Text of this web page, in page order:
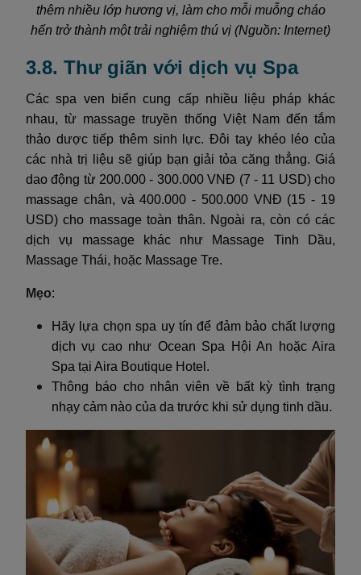
thêm nhiều lớp hương vị, làm cho mỗi muỗng cháo
hến trở thành một trải nghiệm thú vị (Nguồn: Internet)
3.8. Thư giãn với dịch vụ Spa
Các spa ven biển cung cấp nhiều liệu pháp khác
nhau, từ massage truyền thống Việt Nam đến tắm
thảo dược tiếp thêm sinh lực. Đôi tay khéo léo của
các nhà trị liệu sẽ giúp bạn giải tỏa căng thẳng. Giá
dao động từ 200.000 - 300.000 VNĐ (7 - 11 USD) cho
massage chân, và 400.000 - 500.000 VNĐ (15 - 19
USD) cho massage toàn thân. Ngoài ra, còn có các
dịch vụ massage khác như Massage Tinh Dầu,
Massage Thái, hoặc Massage Tre.
Mẹo:
Hãy lựa chọn spa uy tín để đảm bảo chất lượng
dịch vụ cao như Ocean Spa Hội An hoặc Aira
Spa tại Aira Boutique Hotel.
Thông báo cho nhân viên về bất kỳ tình trạng
nhạy cảm nào của da trước khi sử dụng tinh dầu.